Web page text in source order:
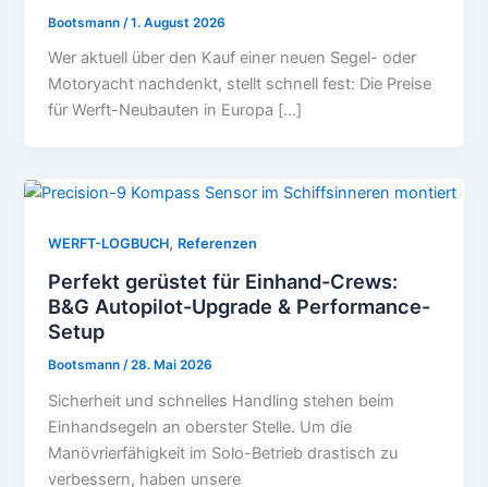
Bootsmann /1. August 2026
Wer aktuell über den Kauf einer neuen Segel- oder
Motoryacht nachdenkt, stellt schnell fest: Die Preise
für Werft-Neubauten in Europa […]
WERFT-LOGBUCH, Referenzen
Perfekt gerüstet für Einhand-Crews:
B&G Autopilot-Upgrade & Performance-
Setup
Bootsmann/28. Mai 2026
Sicherheit und schnelles Handling stehen beim
Einhandsegeln an oberster Stelle. Um die
Manövrierfähigkeit im Solo-Betrieb drastisch zu
verbessern, haben unsere